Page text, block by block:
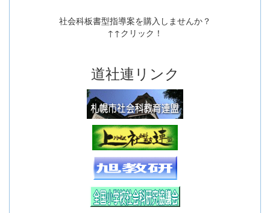
社会科板書型指導案を購入しませんか？
↑↑クリック！
道社連リンク